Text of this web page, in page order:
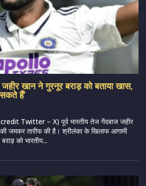
खान ने गुरनूर बराड़ को बताया खास,
हैं’
Twitter – X) पूर्व भारतीय तेज गेंदबाज जहीर
जमकर तारीफ की है। श्रीलंका के खिलाफ आगामी
को भारतीय...